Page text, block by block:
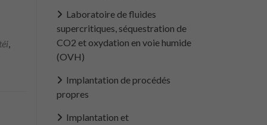
,
Laboratoire de fluides
supercritiques, séquestration de
CO2 et oxydation en voie humide
(OVH)
Implantation de procédés
propres
Implantation et